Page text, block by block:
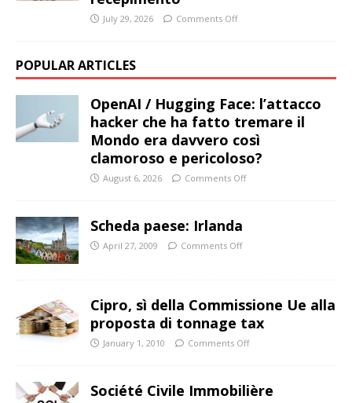
July 29, 2026 Comments Off
POPULAR ARTICLES
OpenAI / Hugging Face: l’attacco
hacker che ha fatto tremare il
Mondo era davvero così
clamoroso e pericoloso?
August 6, 2026 Comments Off
Scheda paese: Irlanda
April 27, 2009 Comments Off
Cipro, sì della Commissione Ue alla
proposta di tonnage tax
January 1, 2010 Comments Off
Société Civile Immobilière